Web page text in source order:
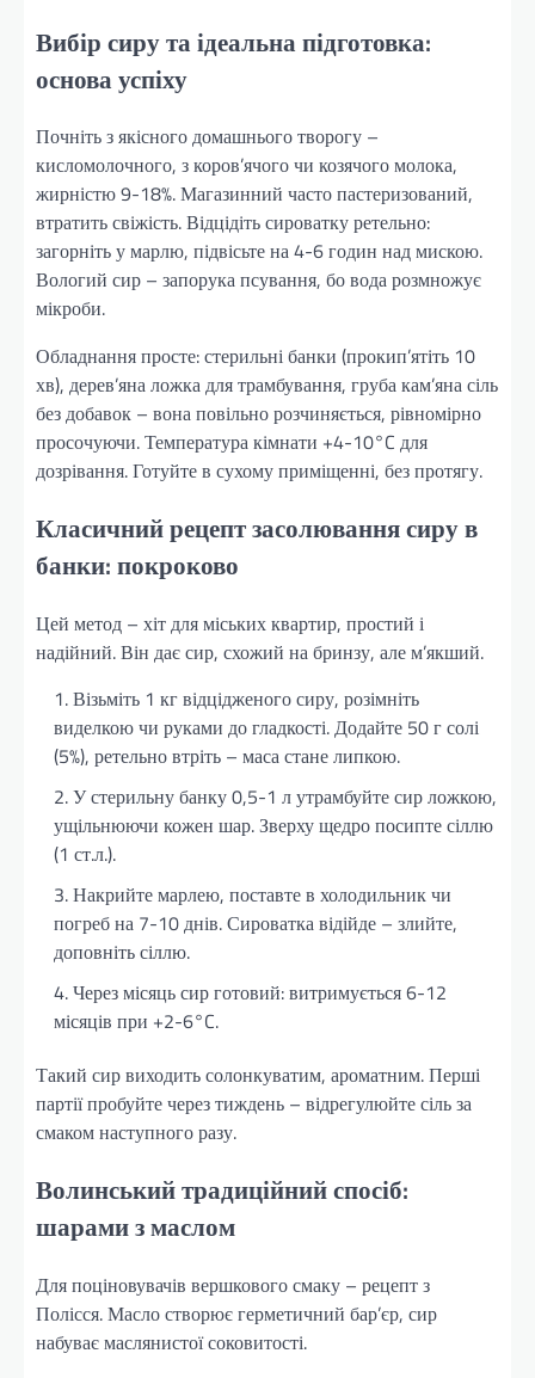
Вибір сиру та ідеальна підготовка:
основа успіху
Почніть з якісного домашнього творогу –
кисломолочного, з коров’ячого чи козячого молока,
жирністю 9-18%. Магазинний часто пастеризований,
втратить свіжість. Відцідіть сироватку ретельно:
загорніть у марлю, підвісьте на 4-6 годин над мискою.
Вологий сир – запорука псування, бо вода розмножує
мікроби.
Обладнання просте: стерильні банки (прокип’ятіть 10
хв), дерев’яна ложка для трамбування, груба кам’яна сіль
без добавок – вона повільно розчиняється, рівномірно
просочуючи. Температура кімнати +4-10°C для
дозрівання. Готуйте в сухому приміщенні, без протягу.
Класичний рецепт засолювання сиру в
банки: покроково
Цей метод – хіт для міських квартир, простий і
надійний. Він дає сир, схожий на бринзу, але м’якший.
Візьміть 1 кг відцідженого сиру, розімніть
виделкою чи руками до гладкості. Додайте 50 г солі
(5%), ретельно втріть – маса стане липкою.
У стерильну банку 0,5-1 л утрамбуйте сир ложкою,
ущільнюючи кожен шар. Зверху щедро посипте сіллю
(1 ст.л.).
Накрийте марлею, поставте в холодильник чи
погреб на 7-10 днів. Сироватка відійде – злийте,
доповніть сіллю.
Через місяць сир готовий: витримується 6-12
місяців при +2-6°C.
Такий сир виходить солонкуватим, ароматним. Перші
партії пробуйте через тиждень – відрегулюйте сіль за
смаком наступного разу.
Волинський традиційний спосіб:
шарами з маслом
Для поціновувачів вершкового смаку – рецепт з
Полісся. Масло створює герметичний бар’єр, сир
набуває маслянистої соковитості.